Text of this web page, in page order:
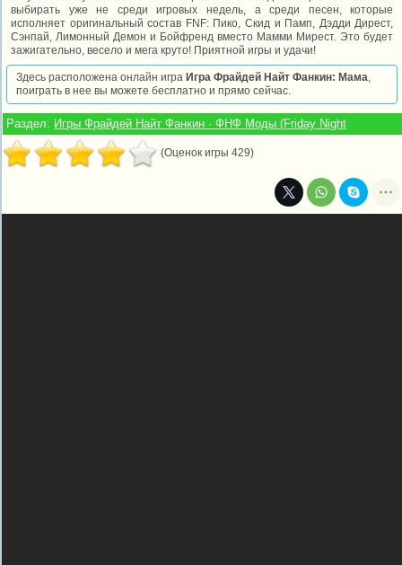
выбирать уже не среди игровых недель, а среди песен, которые
исполняет оригинальный состав FNF: Пико, Скид и Памп, Дэдди Дирест,
Сэнпай, Лимонный Демон и Бойфренд вместо Мамми Мирест. Это будет
зажигательно, весело и мега круто! Приятной игры и удачи!
Здесь расположена онлайн игра Игра Фрайдей Найт Фанкин: Мама,
поиграть в нее вы можете бесплатно и прямо сейчас.
Раздел: Игры Фрайдей Найт Фанкин · ФНФ Моды (Friday Night
(Оценок игры 429)